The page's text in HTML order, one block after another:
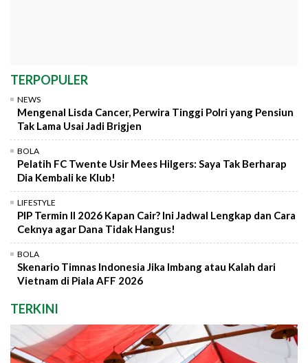
TERPOPULER
NEWS
Mengenal Lisda Cancer, Perwira Tinggi Polri yang Pensiun
Tak Lama Usai Jadi Brigjen
BOLA
Pelatih FC Twente Usir Mees Hilgers: Saya Tak Berharap
Dia Kembali ke Klub!
LIFESTYLE
PIP Termin II 2026 Kapan Cair? Ini Jadwal Lengkap dan Cara
Ceknya agar Dana Tidak Hangus!
BOLA
Skenario Timnas Indonesia Jika Imbang atau Kalah dari
Vietnam di Piala AFF 2026
TERKINI